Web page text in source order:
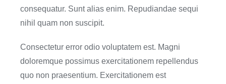
consequatur. Sunt alias enim. Repudiandae sequi
nihil quam non suscipit.
Consectetur error odio voluptatem est. Magni
doloremque possimus exercitationem repellendus
quo non praesentium. Exercitationem est